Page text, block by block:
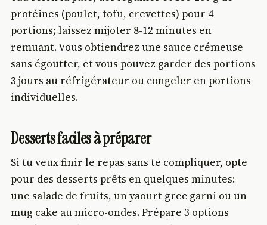
protéines (poulet, tofu, crevettes) pour 4
portions; laissez mijoter 8-12 minutes en
remuant. Vous obtiendrez une sauce crémeuse
sans égoutter, et vous pouvez garder des portions
3 jours au réfrigérateur ou congeler en portions
individuelles.
Desserts faciles à préparer
Si tu veux finir le repas sans te compliquer, opte
pour des desserts prêts en quelques minutes:
une salade de fruits, un yaourt grec garni ou un
mug cake au micro-ondes. Prépare 3 options